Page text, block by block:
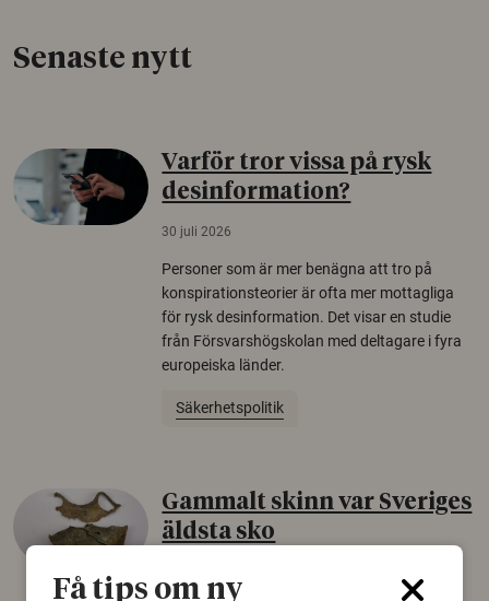
Senaste nytt
Varför tror vissa på rysk
desinformation?
30 juli 2026
Personer som är mer benägna att tro på
konspirationsteorier är ofta mer mottagliga
för rysk desinformation. Det visar en studie
från Försvarshögskolan med deltagare i fyra
europeiska länder.
Säkerhetspolitik
Gammalt skinn var Sveriges
äldsta sko
Få tips om ny